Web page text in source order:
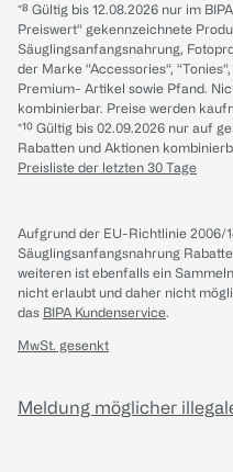
*⁸ Gültig bis 12.08.2026 nur im
Preiswert“ gekennzeichnete
Säuglingsanfangsnahrung,
der Marke “Accessories“,
Premium- Artikel sowie Pfand.
kombinierbar. Preise werden
*¹⁰ Gültig bis 02.09.2026 nur auf
Rabatten und Aktionen
Preisliste der letzten 30 Tage
Aufgrund der EU-Richtlinie 2006/
Säuglingsanfangsnahrung
weiteren ist ebenfalls ein
nicht erlaubt und daher nicht
das BIPA Kundenservice.
MwSt. gesenkt
Meldung möglicher